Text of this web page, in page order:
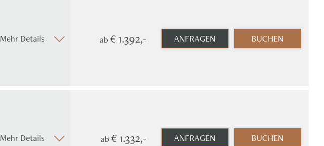
Mehr Details ab € 1.392,- ANFRAGEN BUCHEN
Mehr Details ab € 1.332,- ANFRAGEN BUCHEN